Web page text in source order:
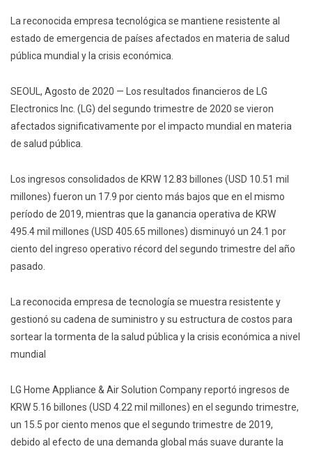
La reconocida empresa tecnológica se mantiene resistente al
estado de emergencia de países afectados en materia de salud
pública mundial y la crisis económica.
SEOUL, Agosto de 2020 — Los resultados financieros de LG
Electronics Inc. (LG) del segundo trimestre de 2020 se vieron
afectados significativamente por el impacto mundial en materia
de salud pública.
Los ingresos consolidados de KRW 12.83 billones (USD 10.51 mil
millones) fueron un 17.9 por ciento más bajos que en el mismo
período de 2019, mientras que la ganancia operativa de KRW
495.4 mil millones (USD 405.65 millones) disminuyó un 24.1 por
ciento del ingreso operativo récord del segundo trimestre del año
pasado.
La reconocida empresa de tecnología se muestra resistente y
gestionó su cadena de suministro y su estructura de costos para
sortear la tormenta de la salud pública y la crisis económica a nivel
mundial
LG Home Appliance & Air Solution Company reportó ingresos de
KRW 5.16 billones (USD 4.22 mil millones) en el segundo trimestre,
un 15.5 por ciento menos que el segundo trimestre de 2019,
debido al efecto de una demanda global más suave durante la